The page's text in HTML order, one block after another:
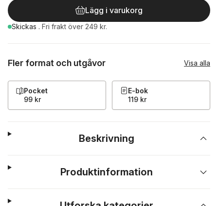
Lägg i varukorg
Skickas . Fri frakt över 249 kr.
Fler format och utgåvor Visa alla
Pocket
99 kr
E-bok
119 kr
Beskrivning
Produktinformation